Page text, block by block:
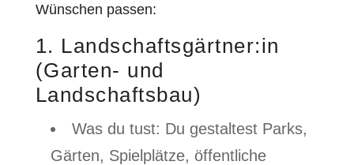
Wünschen passen:
1. Landschaftsgärtner:in
(Garten- und
Landschaftsbau)
Was du tust: Du gestaltest Parks,
Gärten, Spielplätze, öffentliche